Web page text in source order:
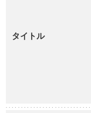
タイトル